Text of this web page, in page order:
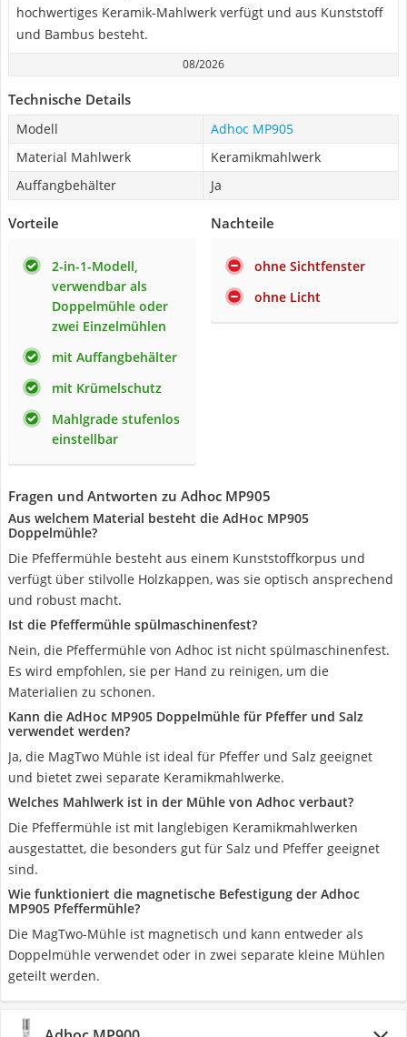
hochwertiges Keramik-Mahlwerk verfügt und aus Kunststoff
und Bambus besteht.
08/2026
Technische Details
Modell
Adhoc MP905
Material Mahlwerk
Keramikmahlwerk
Auffangbehälter
Ja
Vorteile
2-in-1-Modell,
verwendbar als
Doppelmühle oder
zwei Einzelmühlen
mit Auffangbehälter
mit Krümelschutz
Mahlgrade stufenlos
einstellbar
Nachteile
ohne Sichtfenster
ohne Licht
Fragen und Antworten zu Adhoc MP905
Aus welchem Material besteht die AdHoc MP905
Doppelmühle?
Die Pfeffermühle besteht aus einem Kunststoffkorpus und
verfügt über stilvolle Holzkappen, was sie optisch ansprechend
und robust macht.
Ist die Pfeffermühle spülmaschinenfest?
Nein, die Pfeffermühle von Adhoc ist nicht spülmaschinenfest.
Es wird empfohlen, sie per Hand zu reinigen, um die
Materialien zu schonen.
Kann die AdHoc MP905 Doppelmühle für Pfeffer und Salz
verwendet werden?
Ja, die MagTwo Mühle ist ideal für Pfeffer und Salz geeignet
und bietet zwei separate Keramikmahlwerke.
Welches Mahlwerk ist in der Mühle von Adhoc verbaut?
Die Pfeffermühle ist mit langlebigen Keramikmahlwerken
ausgestattet, die besonders gut für Salz und Pfeffer geeignet
sind.
Wie funktioniert die magnetische Befestigung der Adhoc
MP905 Pfeffermühle?
Die MagTwo-Mühle ist magnetisch und kann entweder als
Doppelmühle verwendet oder in zwei separate kleine Mühlen
geteilt werden.